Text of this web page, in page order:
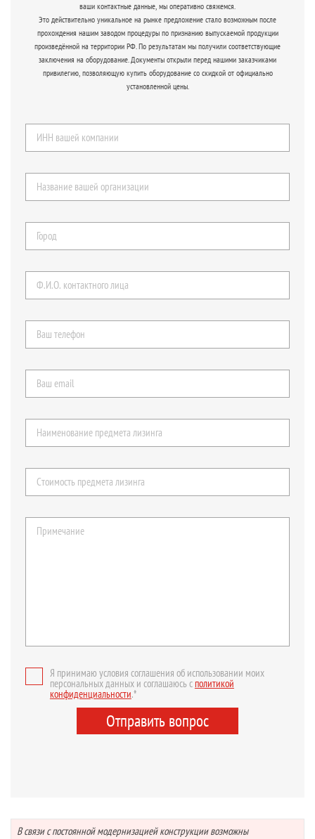
ваши контактные данные, мы оперативно свяжемся.
Это действительно уникальное на рынке предложение стало возможным после
прохождения нашим заводом процедуры по признанию выпускаемой продукции
произведённой на территории РФ. По результатам мы получили соответствующие
заключения на оборудование. Документы открыли перед нашими заказчиками
привилегию, позволяющую купить оборудование со скидкой от официально
установленной цены.
Я принимаю условия соглашения об использовании моих
персональных данных и соглашаюсь сполитикой
конфиденциальности.*
Отправить вопрос
В связи с постоянной модернизацией конструкции возможны